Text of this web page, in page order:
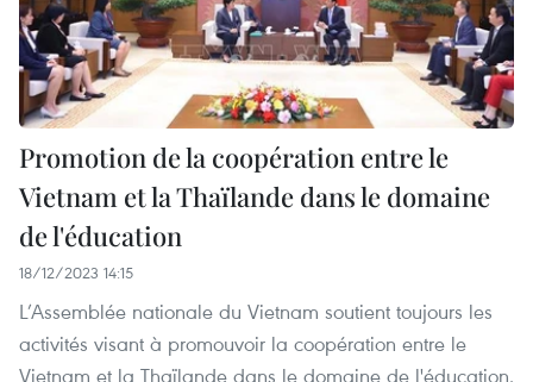
Promotion de la coopération entre le
Vietnam et la Thaïlande dans le domaine
de l'éducation
18/12/2023 14:15
L’Assemblée nationale du Vietnam soutient toujours les
activités visant à promouvoir la coopération entre le
Vietnam et la Thaïlande dans le domaine de l'éducation.